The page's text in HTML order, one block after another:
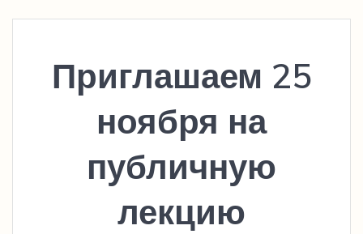
Приглашаем 25
ноября на
публичную
лекцию